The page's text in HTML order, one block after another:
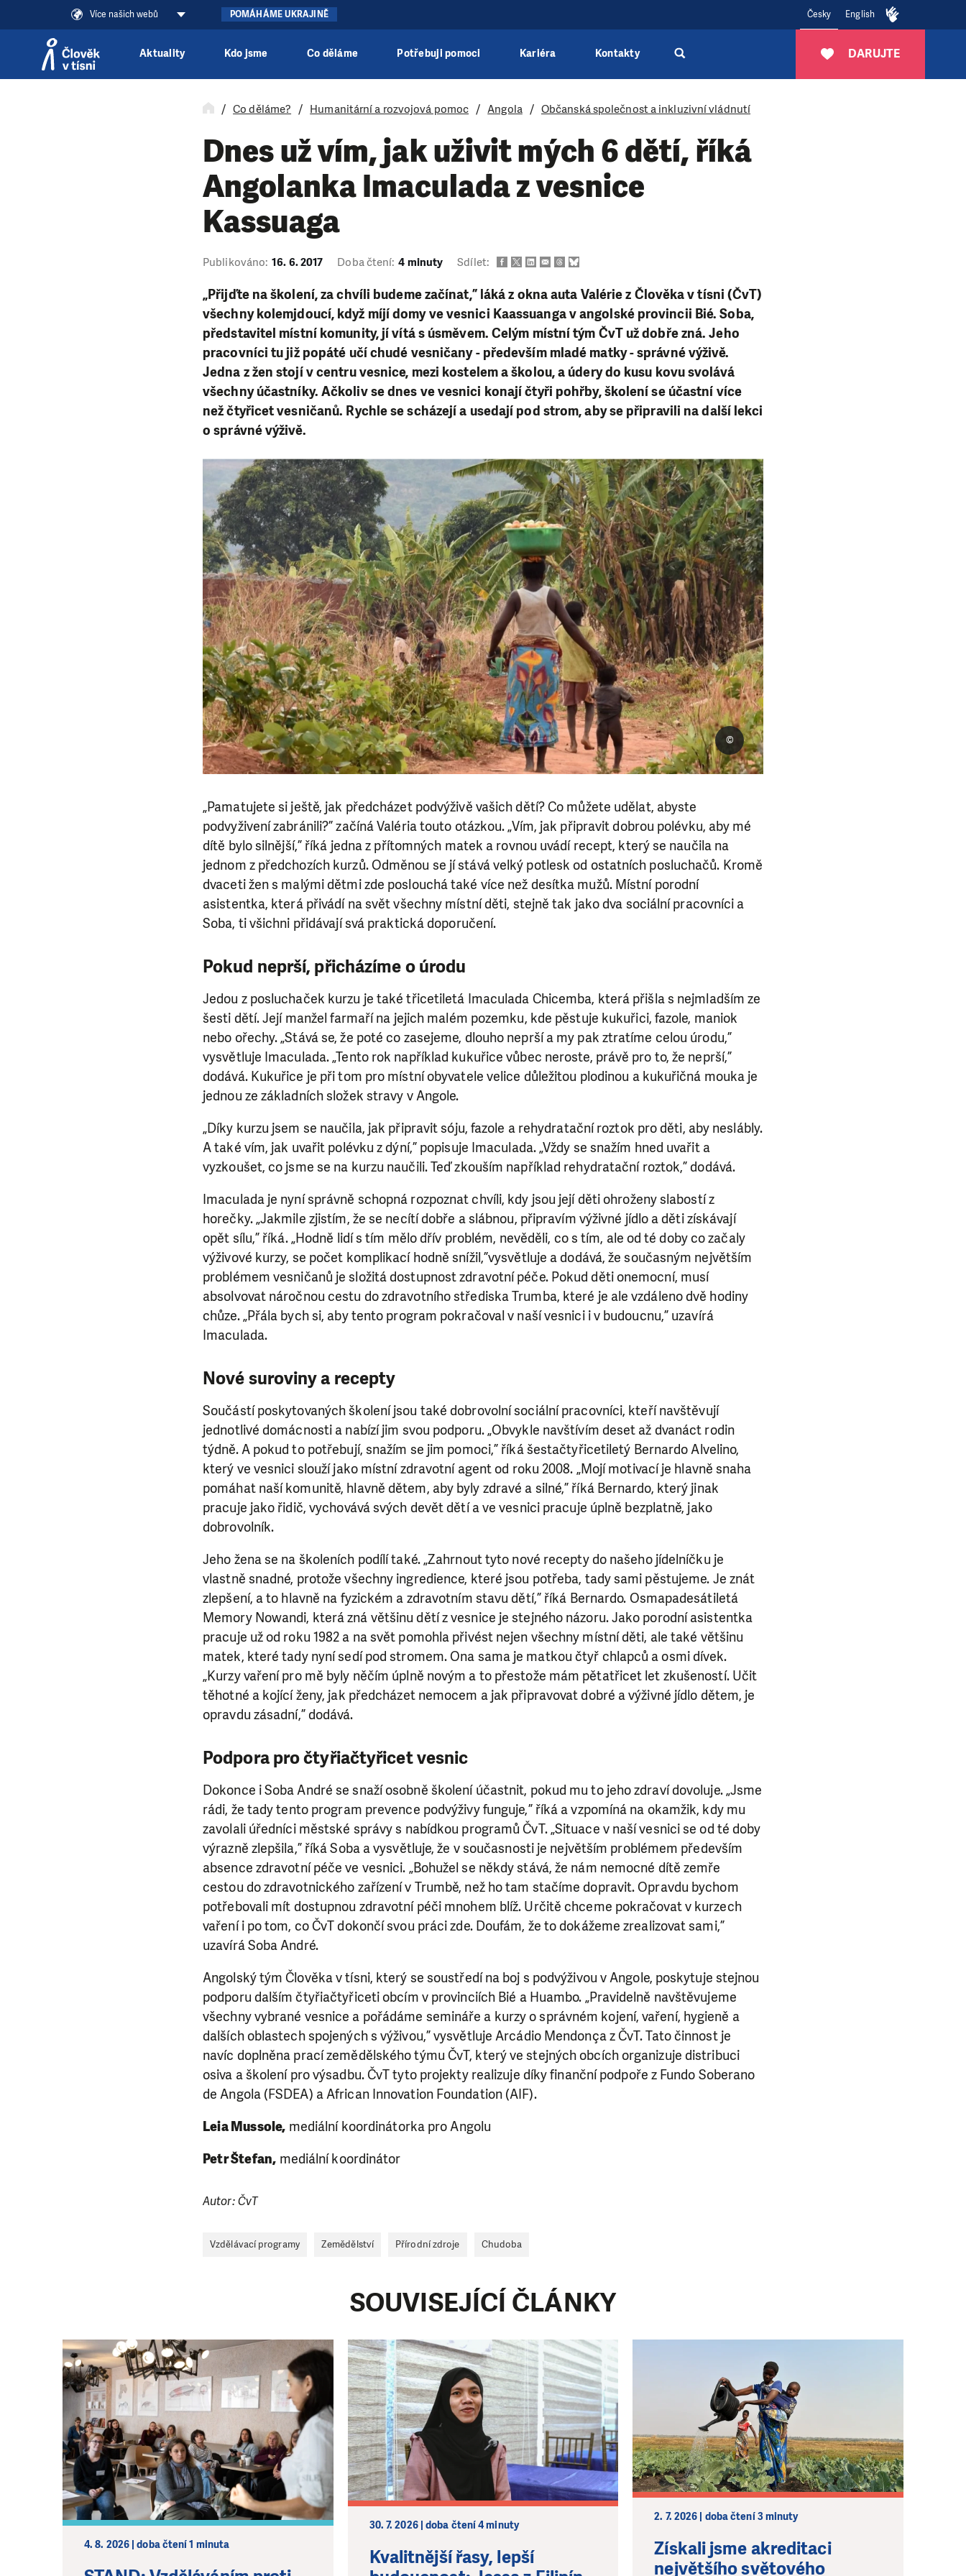
Více našich webů POMÁHÁME UKRAJINĚ Česky English
DARUJTE
Aktuality Kdo jsme Co děláme Potřebuji pomoci Kariéra Kontakty
Co děláme? Humanitární a rozvojová pomoc Angola Občanská společnost a inkluzivní vládnutí
Dnes už vím, jak uživit mých 6 dětí, říká
Angolanka Imaculada z vesnice
Kassuaga
Publikováno: 16. 6. 2017 Doba čtení: 4 minuty Sdílet:
„Přijďte na školení, za chvíli budeme začínat,” láká z okna auta Valérie z Člověka v tísni (ČvT)
všechny kolemjdoucí, když míjí domy ve vesnici Kaassuanga v angolské provincii Bié. Soba,
představitel místní komunity, jí vítá s úsměvem. Celým místní tým ČvT už dobře zná. Jeho
pracovníci tu již popáté učí chudé vesničany - především mladé matky - správné výživě.
Jedna z žen stojí v centru vesnice, mezi kostelem a školou, a údery do kusu kovu svolává
všechny účastníky. Ačkoliv se dnes ve vesnici konají čtyři pohřby, školení se účastní více
než čtyřicet vesničanů. Rychle se scházejí a usedají pod strom, aby se připravili na další lekci
o správné výživě.
©
„Pamatujete si ještě, jak předcházet podvýživě vašich dětí? Co můžete udělat, abyste
podvyživení zabránili?” začíná Valéria touto otázkou. „Vím, jak připravit dobrou polévku, aby mé
dítě bylo silnější,” říká jedna z přítomných matek a rovnou uvádí recept, který se naučila na
jednom z předchozích kurzů. Odměnou se jí stává velký potlesk od ostatních posluchačů. Kromě
dvaceti žen s malými dětmi zde poslouchá také více než desítka mužů. Místní porodní
asistentka, která přivádí na svět všechny místní děti, stejně tak jako dva sociální pracovníci a
Soba, ti všichni přidávají svá praktická doporučení.
Pokud neprší, přicházíme o úrodu
Jedou z posluchaček kurzu je také třicetiletá Imaculada Chicemba, která přišla s nejmladším ze
šesti dětí. Její manžel farmaří na jejich malém pozemku, kde pěstuje kukuřici, fazole, maniok
nebo ořechy. „Stává se, že poté co zasejeme, dlouho neprší a my pak ztratíme celou úrodu,”
vysvětluje Imaculada. „Tento rok například kukuřice vůbec neroste, právě pro to, že neprší,”
dodává. Kukuřice je při tom pro místní obyvatele velice důležitou plodinou a kukuřičná mouka je
jednou ze základních složek stravy v Angole.
„Díky kurzu jsem se naučila, jak připravit sóju, fazole a rehydratační roztok pro děti, aby neslábly.
A také vím, jak uvařit polévku z dýní,” popisuje Imaculada. „Vždy se snažím hned uvařit a
vyzkoušet, co jsme se na kurzu naučili. Teď zkouším například rehydratační roztok,” dodává.
Imaculada je nyní správně schopná rozpoznat chvíli, kdy jsou její děti ohroženy slabostí z
horečky. „Jakmile zjistím, že se necítí dobře a slábnou, připravím výživné jídlo a děti získávají
opět sílu,” říká. „Hodně lidí s tím mělo dřív problém, nevěděli, co s tím, ale od té doby co začaly
výživové kurzy, se počet komplikací hodně snížil,”vysvětluje a dodává, že současným největším
problémem vesničanů je složitá dostupnost zdravotní péče. Pokud děti onemocní, musí
absolvovat náročnou cestu do zdravotního střediska Trumba, které je ale vzdáleno dvě hodiny
chůze. „Přála bych si, aby tento program pokračoval v naší vesnici i v budoucnu,” uzavírá
Imaculada.
Nové suroviny a recepty
Součástí poskytovaných školení jsou také dobrovolní sociální pracovníci, kteří navštěvují
jednotlivé domácnosti a nabízí jim svou podporu. „Obvykle navštívím deset až dvanáct rodin
týdně. A pokud to potřebují, snažím se jim pomoci,” říká šestačtyřicetiletý Bernardo Alvelino,
který ve vesnici slouží jako místní zdravotní agent od roku 2008. „Mojí motivací je hlavně snaha
pomáhat naší komunitě, hlavně dětem, aby byly zdravé a silné,” říká Bernardo, který jinak
pracuje jako řidič, vychovává svých devět dětí a ve vesnici pracuje úplně bezplatně, jako
dobrovolník.
Jeho žena se na školeních podílí také. „Zahrnout tyto nové recepty do našeho jídelníčku je
vlastně snadné, protože všechny ingredience, které jsou potřeba, tady sami pěstujeme. Je znát
zlepšení, a to hlavně na fyzickém a zdravotním stavu dětí,” říká Bernardo. Osmapadesátiletá
Memory Nowandi, která zná většinu dětí z vesnice je stejného názoru. Jako porodní asistentka
pracuje už od roku 1982 a na svět pomohla přivést nejen všechny místní děti, ale také většinu
matek, které tady nyní sedí pod stromem. Ona sama je matkou čtyř chlapců a osmi dívek.
„Kurzy vaření pro mě byly něčím úplně novým a to přestože mám pětatřicet let zkušeností. Učit
těhotné a kojící ženy, jak předcházet nemocem a jak připravovat dobré a výživné jídlo dětem, je
opravdu zásadní,” dodává.
Podpora pro čtyřiačtyřicet vesnic
Dokonce i Soba André se snaží osobně školení účastnit, pokud mu to jeho zdraví dovoluje. „Jsme
rádi, že tady tento program prevence podvýživy funguje,” říká a vzpomíná na okamžik, kdy mu
zavolali úředníci městské správy s nabídkou programů ČvT. „Situace v naší vesnici se od té doby
výrazně zlepšila,” říká Soba a vysvětluje, že v současnosti je největším problémem především
absence zdravotní péče ve vesnici. „Bohužel se někdy stává, že nám nemocné dítě zemře
cestou do zdravotnického zařízení v Trumbě, než ho tam stačíme dopravit. Opravdu bychom
potřebovali mít dostupnou zdravotní péči mnohem blíž. Určitě chceme pokračovat v kurzech
vaření i po tom, co ČvT dokončí svou práci zde. Doufám, že to dokážeme zrealizovat sami,”
uzavírá Soba André.
Angolský tým Člověka v tísni, který se soustředí na boj s podvýživou v Angole, poskytuje stejnou
podporu dalším čtyřiačtyřiceti obcím v provinciích Bié a Huambo. „Pravidelně navštěvujeme
všechny vybrané vesnice a pořádáme semináře a kurzy o správném kojení, vaření, hygieně a
dalších oblastech spojených s výživou,” vysvětluje Arcádio Mendonça z ČvT. Tato činnost je
navíc doplněna prací zemědělského týmu ČvT, který ve stejných obcích organizuje distribuci
osiva a školení pro výsadbu. ČvT tyto projekty realizuje díky finanční podpoře z Fundo Soberano
de Angola (FSDEA) a African Innovation Foundation (AIF).
Leia Mussole, mediální koordinátorka pro Angolu
Petr Štefan, mediální koordinátor
Autor: ČvT
Vzdělávací programy Zemědělství Přírodní zdroje Chudoba
SOUVISEJÍCÍ ČLÁNKY
4. 8. 2026 | doba čtení 1 minuta
30. 7. 2026 | doba čtení 4 minuty
Kvalitnější řasy, lepší
2. 7. 2026 | doba čtení 3 minuty
Získali jsme akreditaci
největšího světového
LÍBÍ SE VÁM, CO DĚLÁME? PODPOŘTE NÁS!
Abychom mohli pomáhat smysluplně, neobejdeme se bez Vaší podpory. Ať už se nám
rozhodnete pomoci jedním darem nebo se stanete pravidelným dárcem Klubu přátel, Vaše
dary nám umožní pomoci vždy tam, kde je to nejvíce potřeba.
DAROVAT DAROVAT PRAVIDELNĚ